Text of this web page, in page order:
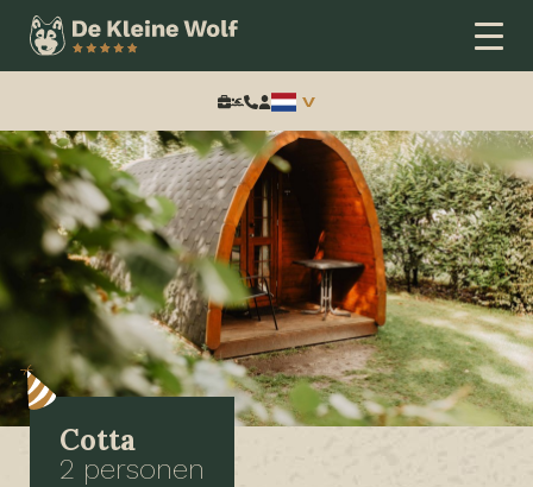
Zoeken:
Cotta
2 personen